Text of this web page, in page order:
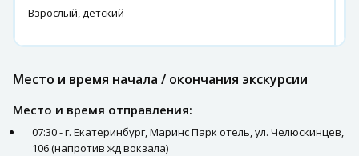
Взрослый, детский
Место и время начала / окончания экскурсии
Место и время отправления:
07:30 - г. Екатеринбург, Маринс Парк отель, ул. Челюскинцев,
106 (напротив жд вокзала)